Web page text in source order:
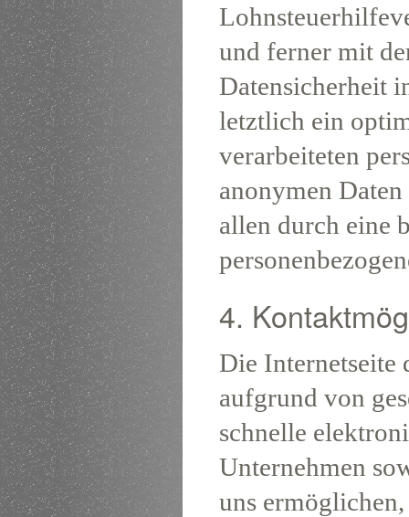
und ferner mit
Datensicherheit
letztlich ein
verarbeiteten
anonymen
allen durch eine
4.
Die Internetseite
aufgrund von
schnelle
Unternehmen
uns